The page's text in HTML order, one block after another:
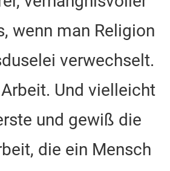
e
dI
n
er T
u
b
e
C
h
a
n
wenn man Religion
verwechselt.
Und vielleicht
und gewiß die
die ein Mensch